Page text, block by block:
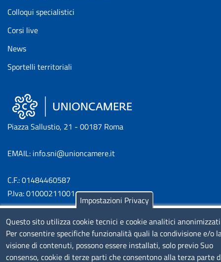
Colloqui specialistici
Corsi live
News
Sportelli territoriali
Piazza Sallustio, 21 - 00187 Roma
EMAIL: info.sni@unioncamere.it
C.F.: 01484460587
P.Iva: 01000211001
SERVIZIO REALIZZATO DA
Impostazioni Privacy
Questo sito utilizza cookie tecnici e cookie analitici
Per consentire specifiche funzionalità quali la condivisione e/o
visione di contenuti, possono essere installati, solo previo Suo
consenso, cookie di terze parti che consentono alla terza parte